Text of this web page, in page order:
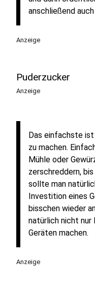
anschließend
Anzeige
Puderzucker
Anzeige
Das einfachste
zu machen.
Mühle oder
zerschreddern,
sollte man
Investition eines
bisschen wieder
natürlich nicht nur
Geräten machen.
Anzeige